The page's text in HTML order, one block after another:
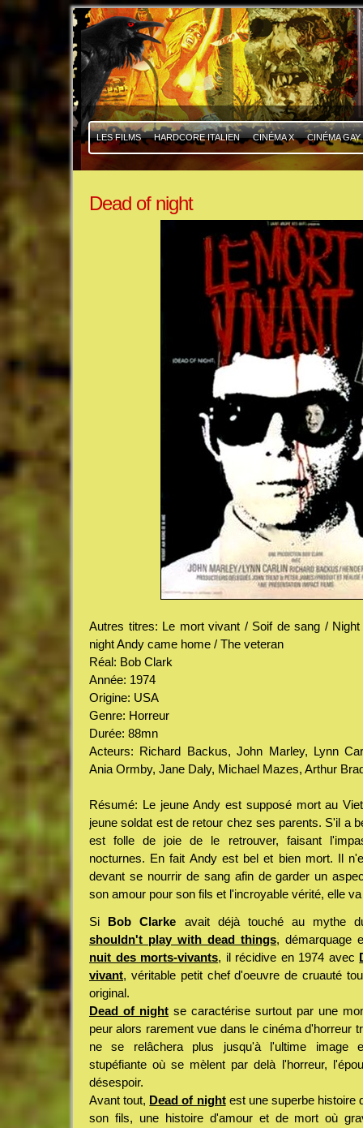
LES FILMS HARDCORE ITALIEN CINÉMA X CINÉMA GAY
Dead of night
Autres titres: Le mort vivant / Soif de sang /
night Andy came home / The veteran
Réal: Bob Clark
Année: 1974
Origine: USA
Genre: Horreur
Durée: 88mn
Acteurs: Richard Backus, John Marley, Lynn
Ania Ormby, Jane Daly, Michael Mazes, Arthur
Résumé: Le jeune Andy est supposé mort au
jeune soldat est de retour chez ses parents. S'il a
est folle de joie de le retrouver, faisant
nocturnes. En fait Andy est bel et bien mort. Il
devant se nourrir de sang afin de garder un
son amour pour son fils et l'incroyable vérité, elle
Si Bob Clarke avait déjà touché au mythe
shouldn't play with dead things, démarquage
nuit des morts-vivants, il récidive en 1974 avec
vivant, véritable petit chef d'oeuvre de cruauté
original.
Dead of night se caractérise surtout par une
peur alors rarement vue dans le cinéma d'horreur
ne se relâchera plus jusqu'à l'ultime image
stupéfiante où se mèlent par delà l'horreur,
désespoir.
Avant tout, Dead of nightest une superbe histoire
son fils, une histoire d'amour et de mort où